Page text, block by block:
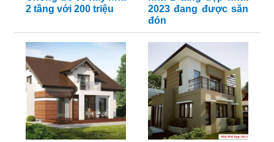
2 tầng với 200 triệu
2023 đang được săn
đón